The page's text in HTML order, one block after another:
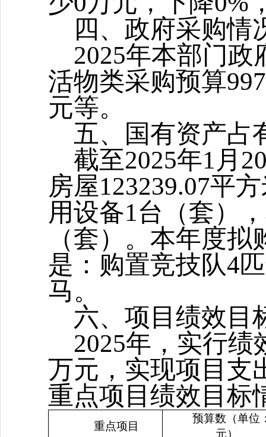
四 、 政府采购情
2025年本部门政
活物类采购预算99
元等。
五、
国有资产占
截至2025年1月
房屋123239.07平
用设备1台（套）
（套）。本年度
是： 购置竞技队4匹
马。
六、项目绩效目
2025年，实行绩
万元，实现项目支
重点项目绩效目标
重点项目
预算数（单位
元）